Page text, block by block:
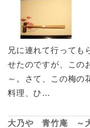
兄に連れて行っても
せたのですが、この
～。さて、この梅の
料理、ひ…
大乃や 青竹庵 ～